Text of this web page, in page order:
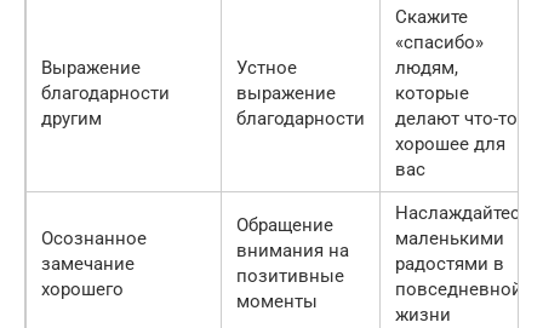
Выражение
благодарности
другим
Устное
выражение
благодарности
Скажите
«спасибо»
людям,
которые
делают что-то
хорошее для
вас
Осознанное
замечание
хорошего
Обращение
внимания на
позитивные
моменты
Наслаждайтесь
маленькими
радостями в
повседневной
жизни